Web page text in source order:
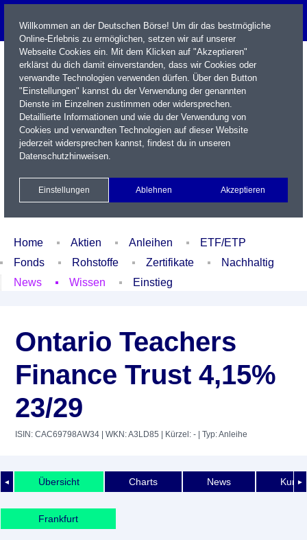
Name / WKN / ISIN / Kürzel
Xetra Realtime
Watchlist Portfolio Login
Home Aktien Anleihen
ETF/ETP
Fonds
Rohstoffe Zertifikate
Nachhaltig
News
Wissen Einstieg
Ontario Teachers
Finance Trust 4,15%
23/29
ISIN: CAC69798AW34 | WKN: A3LD85 | Kürzel: - | Typ: Anleihe
◄ ►
Übersicht Charts News
Frankfurt
Willkommen an der Deutschen Börse! Um dir das bestmögliche
Online-Erlebnis zu ermöglichen, setzen wir auf unserer
Webseite Cookies ein. Mit dem Klicken auf "Akzeptieren"
erklärst du dich damit einverstanden, dass wir Cookies oder
verwandte Technologien verwenden dürfen. Über den Button
"Einstellungen" kannst du der Verwendung der genannten
Dienste im Einzelnen zustimmen oder widersprechen.
Detaillierte Informationen und wie du der Verwendung von
Cookies und verwandten Technologien auf dieser Website
jederzeit widersprechen kannst, findest du in unseren
Datenschutzhinweisen.
Einstellungen Ablehnen Akzeptieren